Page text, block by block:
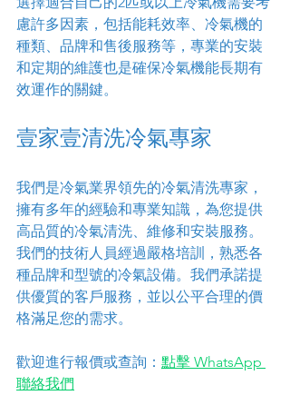
慮許多因素，包括能耗效率、冷氣機的
種類、品牌和售後服務等，專業的安裝
和定期的維護也是確保冷氣機能長期有
效運作的關鍵。
壹家壹清洗冷氣專家
我們是冷氣業界領先的冷氣清洗專家，
擁有多年的經驗和專業知識，為您提供
高品質的冷氣清洗、維修和安裝服務。
我們的技術人員經過嚴格培訓，熟悉各
種品牌和型號的冷氣設備。我們承諾提
供優質的客戶服務，並以公平合理的價
格滿足您的需求。
歡迎進行報價或查詢： 點擊 WhatsApp
聯絡我們